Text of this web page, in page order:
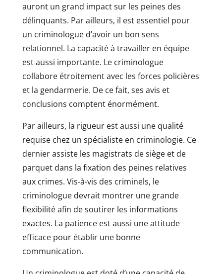
auront un grand impact sur les peines des
délinquants. Par ailleurs, il est essentiel pour
un criminologue d’avoir un bon sens
relationnel. La capacité à travailler en équipe
est aussi importante. Le criminologue
collabore étroitement avec les forces policières
et la gendarmerie. De ce fait, ses avis et
conclusions comptent énormément.
Par ailleurs, la rigueur est aussi une qualité
requise chez un spécialiste en criminologie. Ce
dernier assiste les magistrats de siège et de
parquet dans la fixation des peines relatives
aux crimes. Vis-à-vis des criminels, le
criminologue devrait montrer une grande
flexibilité afin de soutirer les informations
exactes. La patience est aussi une attitude
efficace pour établir une bonne
communication.